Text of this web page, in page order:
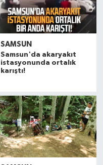
SAMSUN
Samsun'da akaryakıt
istasyonunda ortalık
karıştı!